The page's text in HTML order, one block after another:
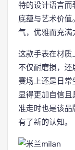
特的设计语言而
底蕴与艺术价值
气，优雅而充满
这款手表在材质
不仅耐磨损，
赛场上还是日常
显得更加自信
准走时也是该品
有了新的认知。